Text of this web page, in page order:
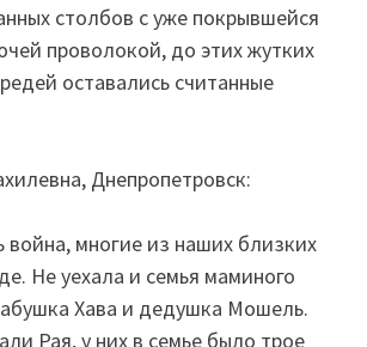
столбов с уже покрывшейся
проволокой, до этих жутких
оставались считанные
Днепропетровск:
война, многие из наших близких
Не уехала и семья маминого
Хава и дедушка Мошель.
Рая, у них в семье было трое